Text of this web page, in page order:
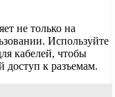
не только на
Используйте
кабелей, чтобы
доступ к разъемам.